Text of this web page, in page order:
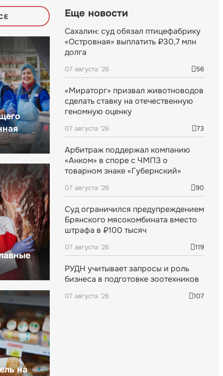
на
Еще новости
Сахалин: суд обязал птицефабрику
«Островная» выплатить ₽30,7 млн
долга
07 августа '26 56
«Мираторг» призвал животноводов
сделать ставку на отечественную
геномную оценку
07 августа '26 73
Арбитраж поддержал компанию
«Анком» в споре с ЧМПЗ о
товарном знаке «Губернский»
07 августа '26 90
Суд ограничился предупреждением
Брянского мясокомбината вместо
штрафа в ₽100 тысяч
07 августа '26 119
РУДН учитывает запросы и роль
бизнеса в подготовке зоотехников
07 августа '26 107